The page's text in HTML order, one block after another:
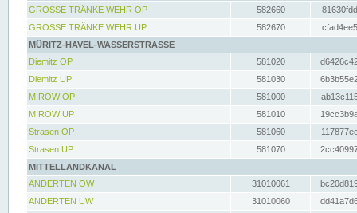
GROSSE TRÄNKE WEHR OP
582660
GROSSE TRÄNKE WEHR UP
582670
MÜRITZ-HAVEL-WASSERSTRASSE
Diemitz OP
581020
Diemitz UP
581030
MIROW OP
581000
MIROW UP
581010
Strasen OP
581060
Strasen UP
581070
MITTELLANDKANAL
ANDERTEN OW
31010061
ANDERTEN UW
31010060